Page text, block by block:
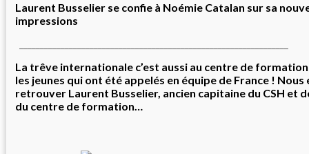
Laurent Busselier se confie à Noémie Catalan sur sa
impressions
La trêve internationale c’est aussi au centre de
les jeunes qui ont été appelés en équipe de France !
retrouver Laurent Busselier, ancien capitaine du CSH et
du centre de formation…